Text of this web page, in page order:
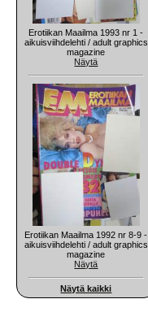
Erotiikan Maailma 1993 nr 1 -
aikuisviihdelehti / adult graphics
magazine
Näytä
Erotiikan Maailma 1992 nr 8-9 -
aikuisviihdelehti / adult graphics
magazine
Näytä
Näytä kaikki